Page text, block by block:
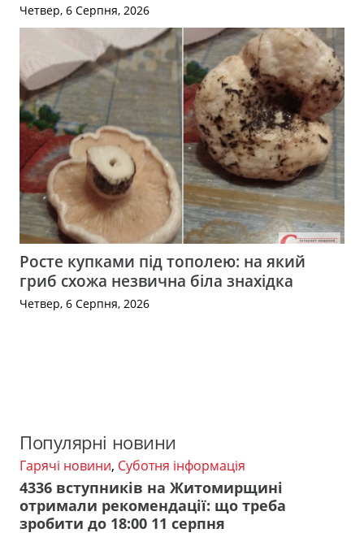
Четвер, 6 Серпня, 2026
Росте купками під тополею: на який
гриб схожа незвична біла знахідка
Четвер, 6 Серпня, 2026
Популярні новини
Гарячі новини, Суботня інформація
4336 вступників на Житомирщині
отримали рекомендації: що треба
зробити до 18:00 11 серпня